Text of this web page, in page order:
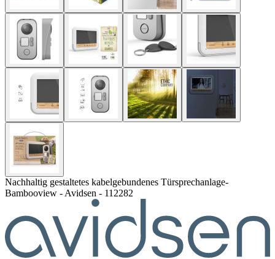
Nachhaltig gestaltetes kabelgebundenes Türsprechanlage-
Bambooview - Avidsen - 112282